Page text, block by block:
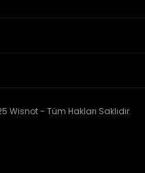
Wisnot - Tüm Hakları Saklıdır.